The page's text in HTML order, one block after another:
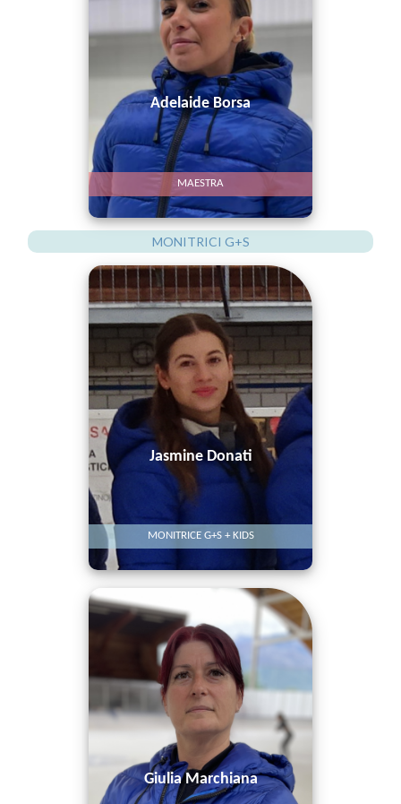
Adelaide Borsa
MAESTRA
MONITRICI G+S
Jasmine Donati
MONITRICE G+S + KIDS
Giulia Marchiana